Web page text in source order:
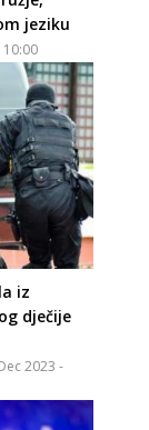
jeziku
10:00
iz
dječije
2023 -